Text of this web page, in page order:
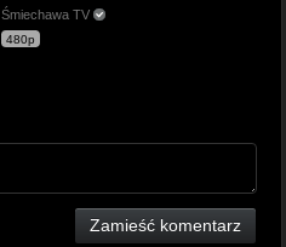
Śmiechawa TV
480p
Zamieść komentarz